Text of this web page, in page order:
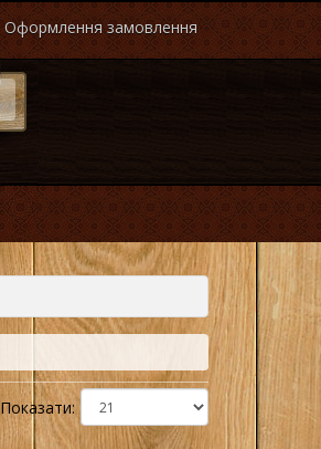
Оформлення замовлення
Показати: